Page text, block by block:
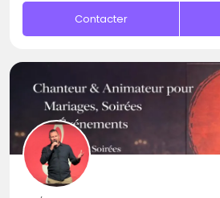
Contacter